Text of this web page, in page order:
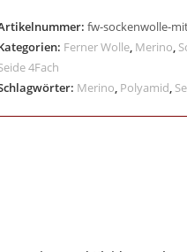
fw-sockenwolle-
Ferner Wolle, Merino,
4Fach
Merino, Polyamid,